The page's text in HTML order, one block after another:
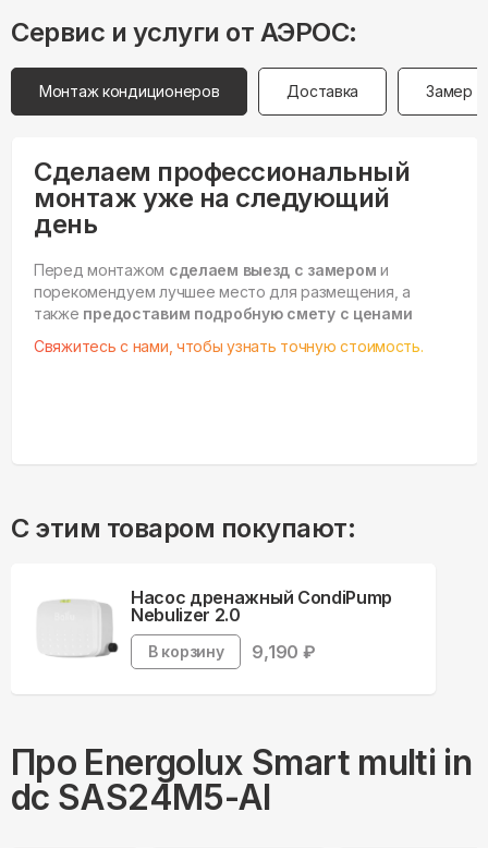
Сервис и услуги от АЭРОС:
Монтаж кондиционеров Доставка Замер
Сделаем профессиональный
монтаж уже на следующий
день
Перед монтажом сделаем выезд с замером и
порекомендуем лучшее место для размещения, а
также предоставим подробную смету с ценами
Свяжитесь с нами, чтобы узнать точную стоимость.
С этим товаром покупают:
Насос дренажный CondiPump
Nebulizer 2.0
В корзину 9,190 ₽
Про Energolux Smart multi in
dc SAS24M5-AI